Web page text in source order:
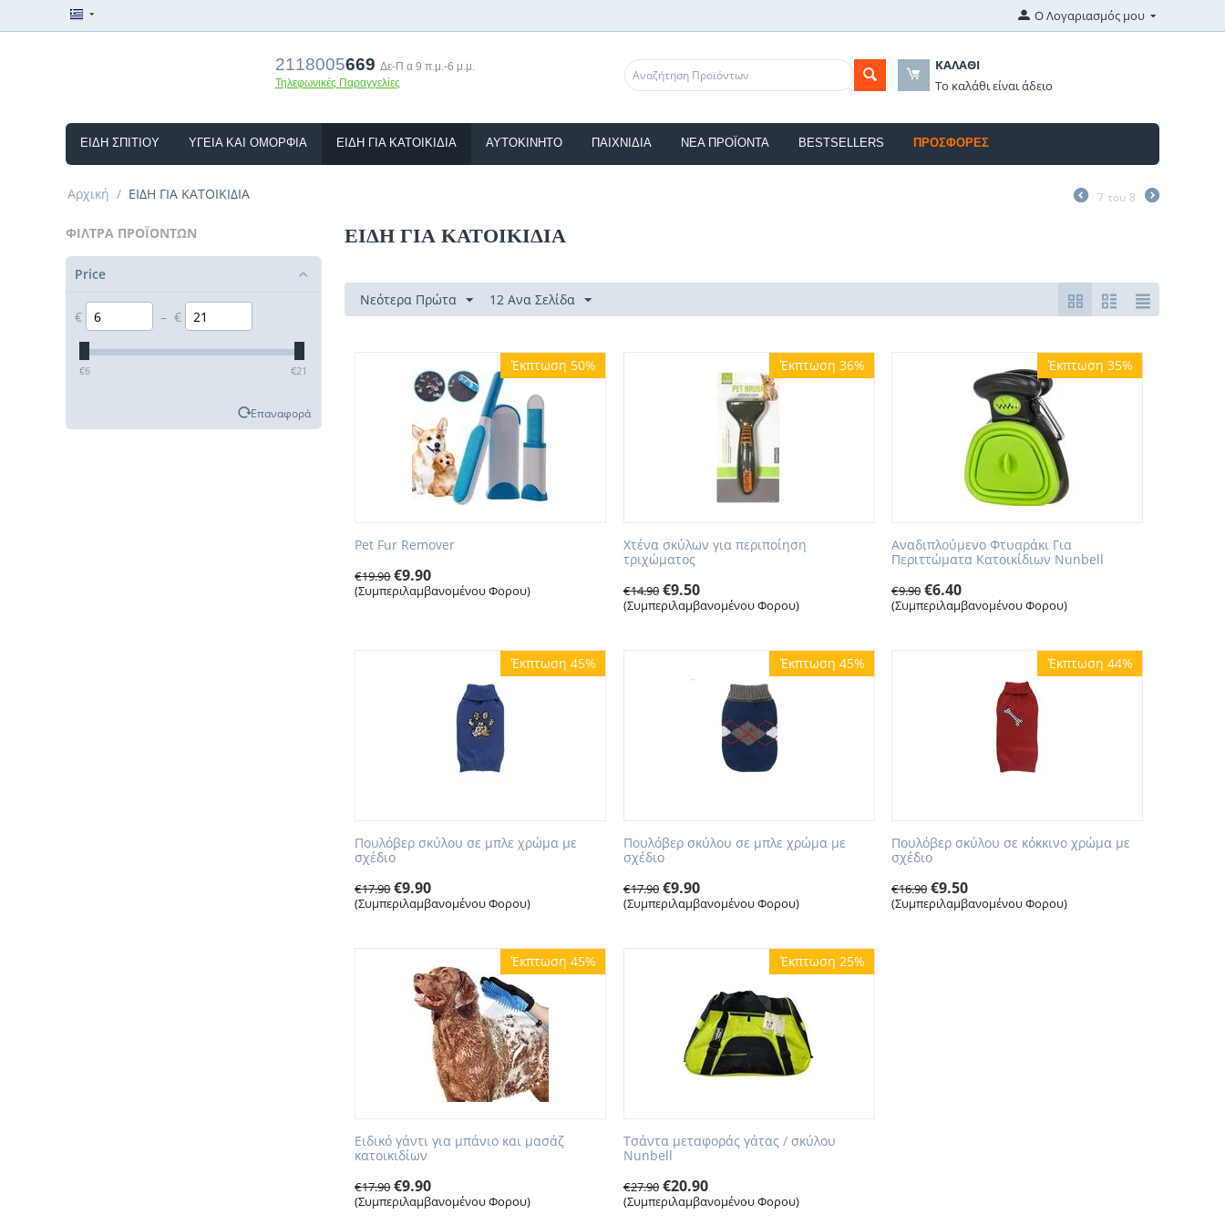
Ο Λογαριασμός μου
2118005669 Δε-Π α 9 π.μ.-6 μ.μ.
Τηλεφωνικές Παραγγελίες
ΚΑΛΆΘΙ
Το καλάθι είναι άδειο
ΕΊΔΗ ΣΠΙΤΙΟΎ ΥΓΕΊΑ ΚΑΙ ΟΜΟΡΦΙΆ ΕΊΔΗ ΓΙΑ ΚΑΤΟΙΚΊΔΙΑ ΑΥΤΟΚΙΝΗΤΟ ΠΑΙΧΝΙΔΙΑ ΝΈΑ ΠΡΟΪΌΝΤΑ BESTSELLERS ΠΡΟΣΦΟΡΈΣ
Αρχική / ΕΙΔΗ ΓΙΑ ΚΑΤΟΙΚΙΔΙΑ 7 του 8
ΦΊΛΤΡΑ ΠΡΟΪΌΝΤΩΝ
Price
€ – €
‎€6 ‎€21
Επαναφορά
ΕΙΔΗ ΓΙΑ ΚΑΤΟΙΚΙΔΙΑ
Νεότερα Πρώτα 12 Ανα Σελίδα
Έκπτωση 50%
Pet Fur Remover
€19.90 €9.90
(Συμπεριλαμβανομένου Φορου)
Έκπτωση 36%
Χτένα σκύλων για περιποίηση
τριχώματος
€14.90 €9.50
(Συμπεριλαμβανομένου Φορου)
Έκπτωση 35%
Αναδιπλούμενο Φτυαράκι Για
Περιττώματα Κατοικίδιων Nunbell
€9.90 €6.40
(Συμπεριλαμβανομένου Φορου)
Έκπτωση 45%
Πουλόβερ σκύλου σε μπλε χρώμα με
σχέδιο
€17.90 €9.90
(Συμπεριλαμβανομένου Φορου)
Έκπτωση 45%
Πουλόβερ σκύλου σε μπλε χρώμα με
σχέδιο
€17.90 €9.90
(Συμπεριλαμβανομένου Φορου)
Έκπτωση 44%
Πουλόβερ σκύλου σε κόκκινο χρώμα με
σχέδιο
€16.90 €9.50
(Συμπεριλαμβανομένου Φορου)
Έκπτωση 45%
Ειδικό γάντι για μπάνιο και μασάζ
κατοικιδίων
€17.90 €9.90
(Συμπεριλαμβανομένου Φορου)
Έκπτωση 25%
Τσάντα μεταφοράς γάτας / σκύλου
Nunbell
€27.90 €20.90
(Συμπεριλαμβανομένου Φορου)